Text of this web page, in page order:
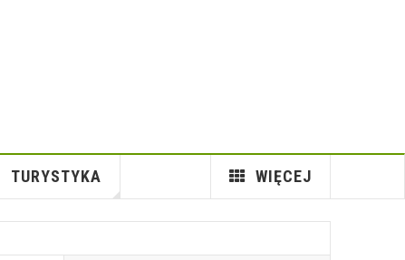
TURYSTYKA WIĘCEJ